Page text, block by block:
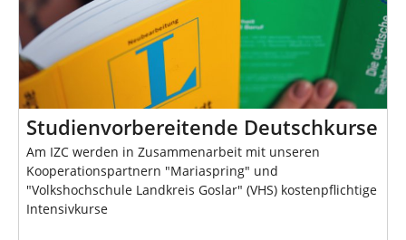
Studienvorbereitende Deutschkurse
Am IZC werden in Zusammenarbeit mit unseren
Kooperationspartnern "Mariaspring" und
"Volkshochschule Landkreis Goslar" (VHS) kostenpflichtige
Intensivkurse